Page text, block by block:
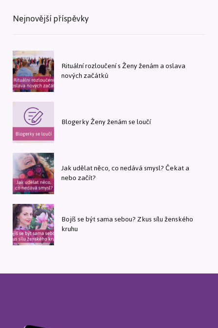
Nejnovější příspěvky
Rituální rozloučení s Ženy ženám a oslava
nových začátků
Blogerky Ženy ženám se loučí
Jak udělat něco, co nedává smysl? Čekat a
nebo začít?
Bojíš se být sama sebou? Zkus sílu ženského
kruhu